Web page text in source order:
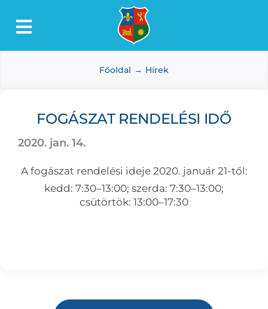
Toggle
Lőkösháza
Dokumentumtár
Média
Választás
Főoldal Hírek
FOGÁSZAT RENDELÉSI IDŐ
2020. jan. 14.
A fogászat rendelési ideje 2020. január 21-től:
kedd: 7:30–13:00; szerda: 7:30–13:00;
csütörtök: 13:00–17:30